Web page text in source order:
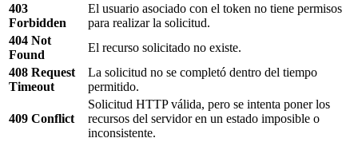
403
Forbidden
El usuario asociado con el token no tiene permisos
para realizar la solicitud.
404 Not
Found
El recurso solicitado no existe.
408 Request
Timeout
La solicitud no se completó dentro del tiempo
permitido.
409 Conflict
Solicitud HTTP válida, pero se intenta poner los
recursos del servidor en un estado imposible o
inconsistente.